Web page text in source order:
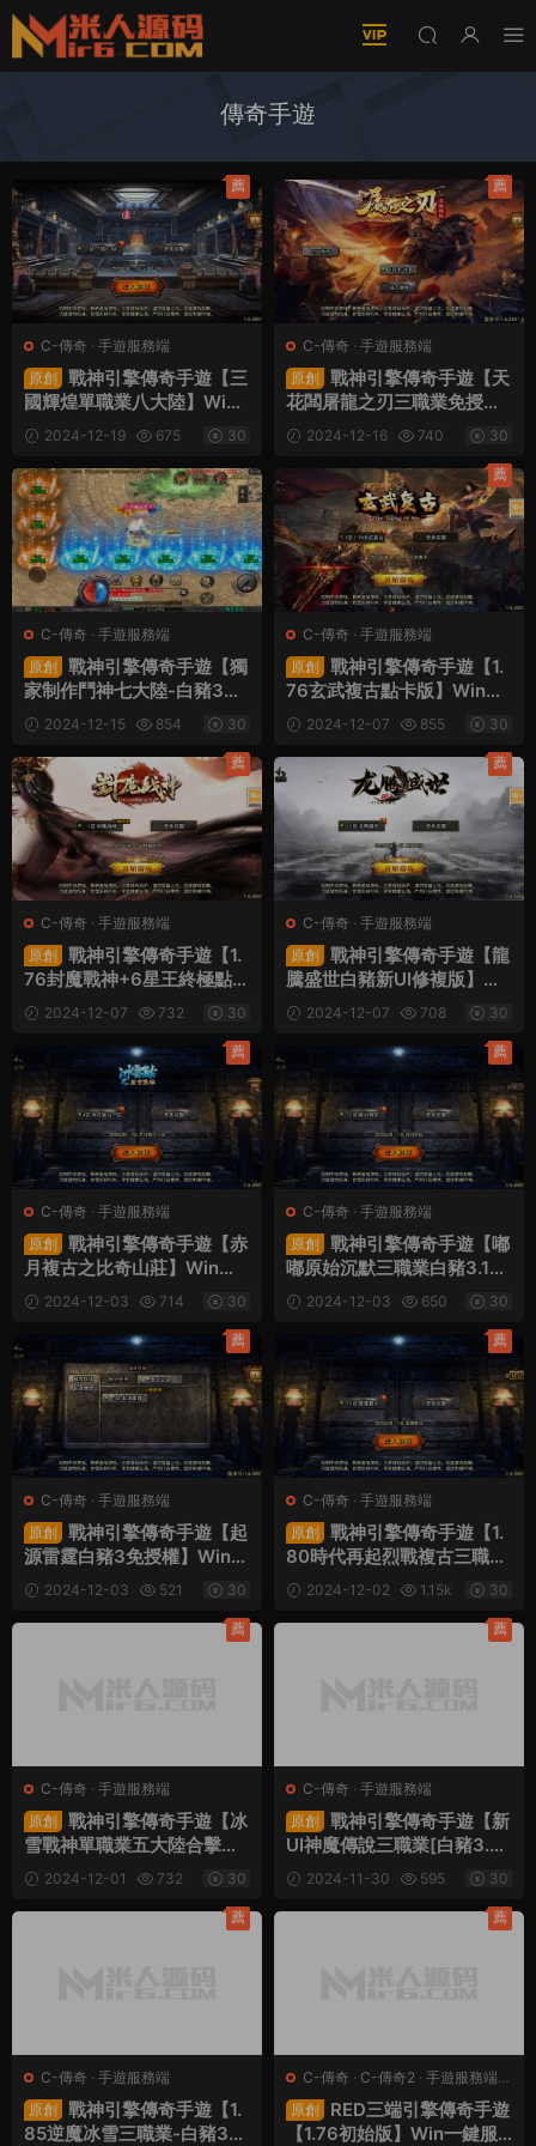
傳奇手遊
C-傳奇 · 手遊服務端
原創
戰神引擎傳奇手遊【三
國輝煌單職業八大陸】Win
一鍵服務端+安卓蘋果雙端+
GM授權物品後台+視頻架設
教程
2024-12-19 675 30
薦
C-傳奇 · 手遊服務端
原創
戰神引擎傳奇手遊【天
花闆屠龍之刃三職業免授權
版】Win一鍵服務端+GM授
權後台+安卓+視頻架設教程
2024-12-16 740 30
薦
C-傳奇 · 手遊服務端
原創
戰神引擎傳奇手遊【獨
家制作鬥神七大陸-白豬3】
Win一鍵服務端+安卓蘋果雙
端+GM授權物品後台+視頻
架設教程
2024-12-15 854 30
C-傳奇 · 手遊服務端
原創
戰神引擎傳奇手遊【1.
76玄武複古點卡版】Win一
鍵服務端+安卓蘋果雙端+G
M授權物品後台+視頻架設教
程
2024-12-07 855 30
薦
C-傳奇 · 手遊服務端
原創
戰神引擎傳奇手遊【1.
76封魔戰神+6星王終極點卡
版】Win一鍵服務端+安卓蘋
果雙端+GM授權物品後台
+視頻架設教程
2024-12-07 732 30
薦
C-傳奇 · 手遊服務端
原創
戰神引擎傳奇手遊【龍
騰盛世白豬新UI修複版】Wi
n一鍵服務端+安卓蘋果雙端
+GM授權物品後台+視頻架
2024-12-07 708 30
薦
C-傳奇 · 手遊服務端
原創
戰神引擎傳奇手遊【赤
月複古之比奇山莊】Win一
鍵服務端+安卓蘋果雙端+G
M授權物品後台+視頻架設教
2024-12-03 714 30
薦
C-傳奇 · 手遊服務端
原創
戰神引擎傳奇手遊【嘟
嘟原始沉默三職業白豬3.1】
Win一鍵服務端+安卓蘋果雙
端+GM授權物品後台+視頻
2024-12-03 650 30
薦
C-傳奇 · 手遊服務端
原創
戰神引擎傳奇手遊【起
源雷霆白豬3免授權】Win一
鍵服務端+安卓蘋果雙端+G
M授權後台+視頻架設教程
2024-12-03 521 30
薦
C-傳奇 · 手遊服務端
原創
戰神引擎傳奇手遊【1.
80時代再起烈戰複古三職業
白豬3.1】Win一鍵服務端
+安卓蘋果雙端+GM授權物
品後台+視頻架設教程
2024-12-02 1.15k 30
薦
C-傳奇 · 手遊服務端
原創
戰神引擎傳奇手遊【冰
雪戰神單職業五大陸合擊
版】Win一鍵服務端+安卓蘋
果雙端+GM後台+視頻架設
教程
2024-12-01 732 30
薦
C-傳奇 · 手遊服務端
原創
戰神引擎傳奇手遊【新
UI神魔傳說三職業[白豬3.
1]】Win一鍵服務端+GM授
權後台+安卓蘋果雙端+視頻
架設教程
2024-11-30 595 30
薦
C-傳奇 · 手遊服務端
原創
戰神引擎傳奇手遊【1.
85逆魔冰雪三職業-白豬3】
薦
C-傳奇 · C-傳奇2 · 手遊服務端·
端遊服務端
原創
RED三端引擎傳奇手遊
【1.76初始版】Win一鍵服
薦